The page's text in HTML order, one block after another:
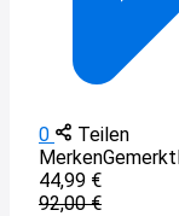
0
Teilen
MerkenGemerkt
44,99 €
92,00 €